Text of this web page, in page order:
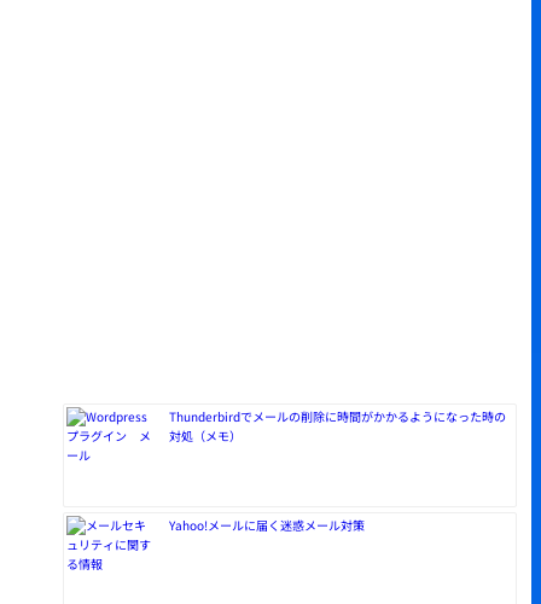
Thunderbirdでメールの削除に時間がかかるようになった時の
対処（メモ）
Yahoo!メールに届く迷惑メール対策